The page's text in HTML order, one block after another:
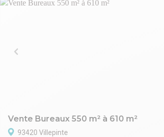
Vente Bureaux 550 m² à 610 m²
93420 Villepinte